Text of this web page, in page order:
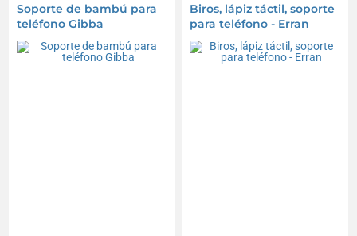
Soporte de bambú para
teléfono Gibba
Biros, lápiz táctil, soporte
para teléfono - Erran